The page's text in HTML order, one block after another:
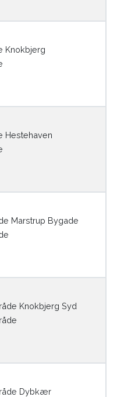
Knokbjerg
Hestehaven
Marstrup Bygade
Knokbjerg Syd
Dybkær